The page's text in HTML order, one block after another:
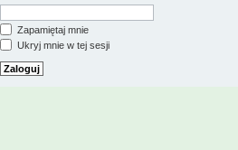
Zapamiętaj mnie
Ukryj mnie w tej sesji